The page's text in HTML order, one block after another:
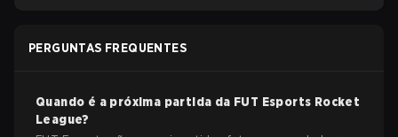
PERGUNTAS FREQUENTES
Quando é a próxima partida da FUT Esports Rocket
League?